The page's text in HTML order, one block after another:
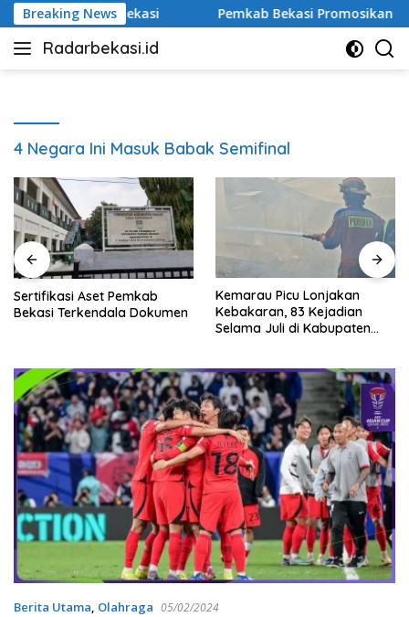
Langsung
ke
konten
Breaking News
Bekasi Pemkab Bekasi Promosikan
Radarbekasi.id
Berita
4 Negara Ini Masuk Babak Semifinal
Sertifikasi Aset Pemkab
Bekasi Terkendala Dokumen
Kemarau Picu Lonjakan
Kebakaran, 83 Kejadian
Selama Juli di Kabupaten
Berita Utama, Olahraga 05/02/2024